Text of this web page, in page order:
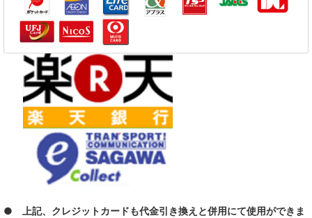
● 上記、クレジットカードも代金引き換えと併用にて使用ができま